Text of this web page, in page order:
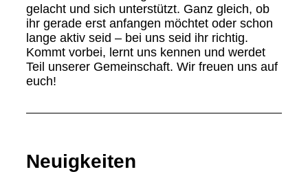
gelacht und sich unterstützt. Ganz gleich, ob
ihr gerade erst anfangen möchtet oder schon
lange aktiv seid – bei uns seid ihr richtig.
Kommt vorbei, lernt uns kennen und werdet
Teil unserer Gemeinschaft. Wir freuen uns auf
euch!
Neuigkeiten